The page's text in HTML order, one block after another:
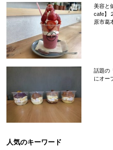
美容と
cafe】
原市葛
話題の
にオー
人気のキーワード